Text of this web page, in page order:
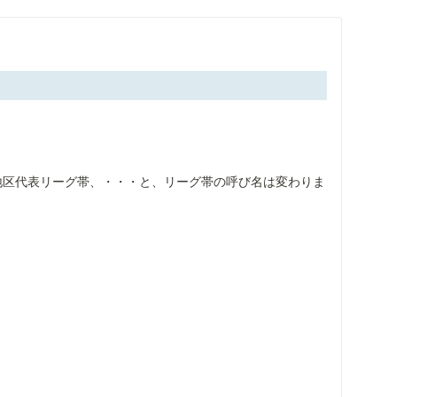
代表リーグ帯、・・・と、リーグ帯の呼び名は変わりま